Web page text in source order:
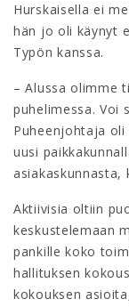
Hurskaisella ei
hän jo oli käynyt
Typön kanssa.
– Alussa olimme
puhelimessa. Voi
Puheenjohtaja
uusi
asiakaskunnasta,
Aktiivisia oltiin
keskustelemaan
pankille koko
hallituksen
kokouksen